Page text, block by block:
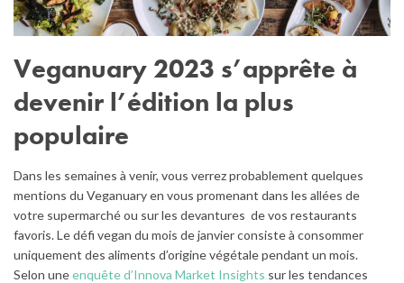
Veganuary 2023 s’apprête à
devenir l’édition la plus
populaire
Dans les semaines à venir, vous verrez probablement quelques
mentions du Veganuary en vous promenant dans les allées de
votre supermarché ou sur les devantures de vos restaurants
favoris. Le défi vegan du mois de janvier consiste à consommer
uniquement des aliments d’origine végétalependant un mois.
Selon uneenquête d’Innova Market Insights sur les tendances